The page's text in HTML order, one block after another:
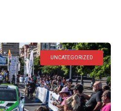
UNCATEGORIZED